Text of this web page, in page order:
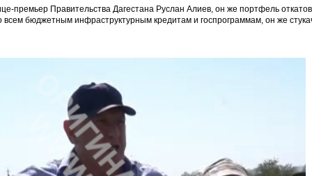
премьер Правительства Дагестана Руслан Алиев, он же портфель откатов
всем бюджетным инфраструктурным кредитам и госпрограммам, он же